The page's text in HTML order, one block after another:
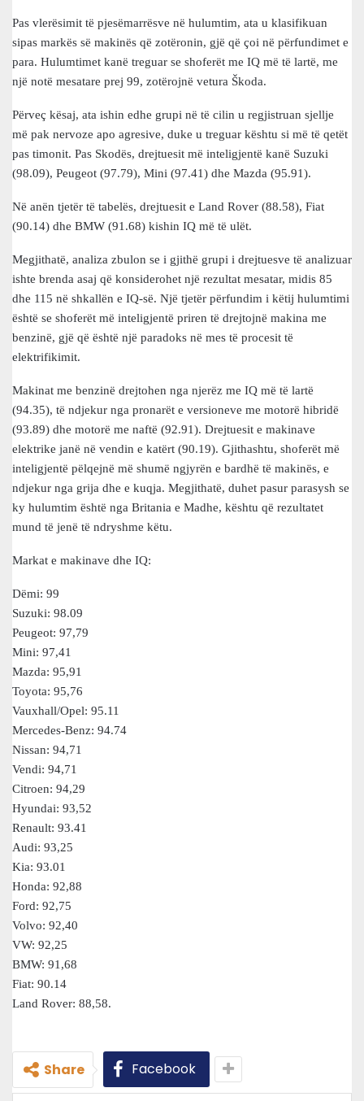
Pas vlerësimit të pjesëmarrësve në hulumtim, ata u klasifikuan
sipas markës së makinës që zotëronin, gjë që çoi në përfundimet e
para. Hulumtimet kanë treguar se shoferët me IQ më të lartë, me
një notë mesatare prej 99, zotërojnë vetura Škoda.
Përveç kësaj, ata ishin edhe grupi në të cilin u regjistruan sjellje
më pak nervoze apo agresive, duke u treguar kështu si më të qetët
pas timonit. Pas Skodës, drejtuesit më inteligjentë kanë Suzuki
(98.09), Peugeot (97.79), Mini (97.41) dhe Mazda (95.91).
Në anën tjetër të tabelës, drejtuesit e Land Rover (88.58), Fiat
(90.14) dhe BMW (91.68) kishin IQ më të ulët.
Megjithatë, analiza zbulon se i gjithë grupi i drejtuesve të analizuar
ishte brenda asaj që konsiderohet një rezultat mesatar, midis 85
dhe 115 në shkallën e IQ-së. Një tjetër përfundim i këtij hulumtimi
është se shoferët më inteligjentë priren të drejtojnë makina me
benzinë, gjë që është një paradoks në mes të procesit të
elektrifikimit.
Makinat me benzinë ​​drejtohen nga njerëz me IQ më të lartë
(94.35), të ndjekur nga pronarët e versioneve me motorë hibridë
(93.89) dhe motorë me naftë (92.91). Drejtuesit e makinave
elektrike janë në vendin e katërt (90.19). Gjithashtu, shoferët më
inteligjentë pëlqejnë më shumë ngjyrën e bardhë të makinës, e
ndjekur nga grija dhe e kuqja. Megjithatë, duhet pasur parasysh se
ky hulumtim është nga Britania e Madhe, kështu që rezultatet
mund të jenë të ndryshme këtu.
Markat e makinave dhe IQ:
Dëmi: 99
Suzuki: 98.09
Peugeot: 97,79
Mini: 97,41
Mazda: 95,91
Toyota: 95,76
Vauxhall/Opel: 95.11
Mercedes-Benz: 94.74
Nissan: 94,71
Vendi: 94,71
Citroen: 94,29
Hyundai: 93,52
Renault: 93.41
Audi: 93,25
Kia: 93.01
Honda: 92,88
Ford: 92,75
Volvo: 92,40
VW: 92,25
BMW: 91,68
Fiat: 90.14
Land Rover: 88,58.
Share Facebook